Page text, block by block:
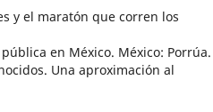
y el maratón que corren los
en México. México: Porrúa.
Una aproximación al